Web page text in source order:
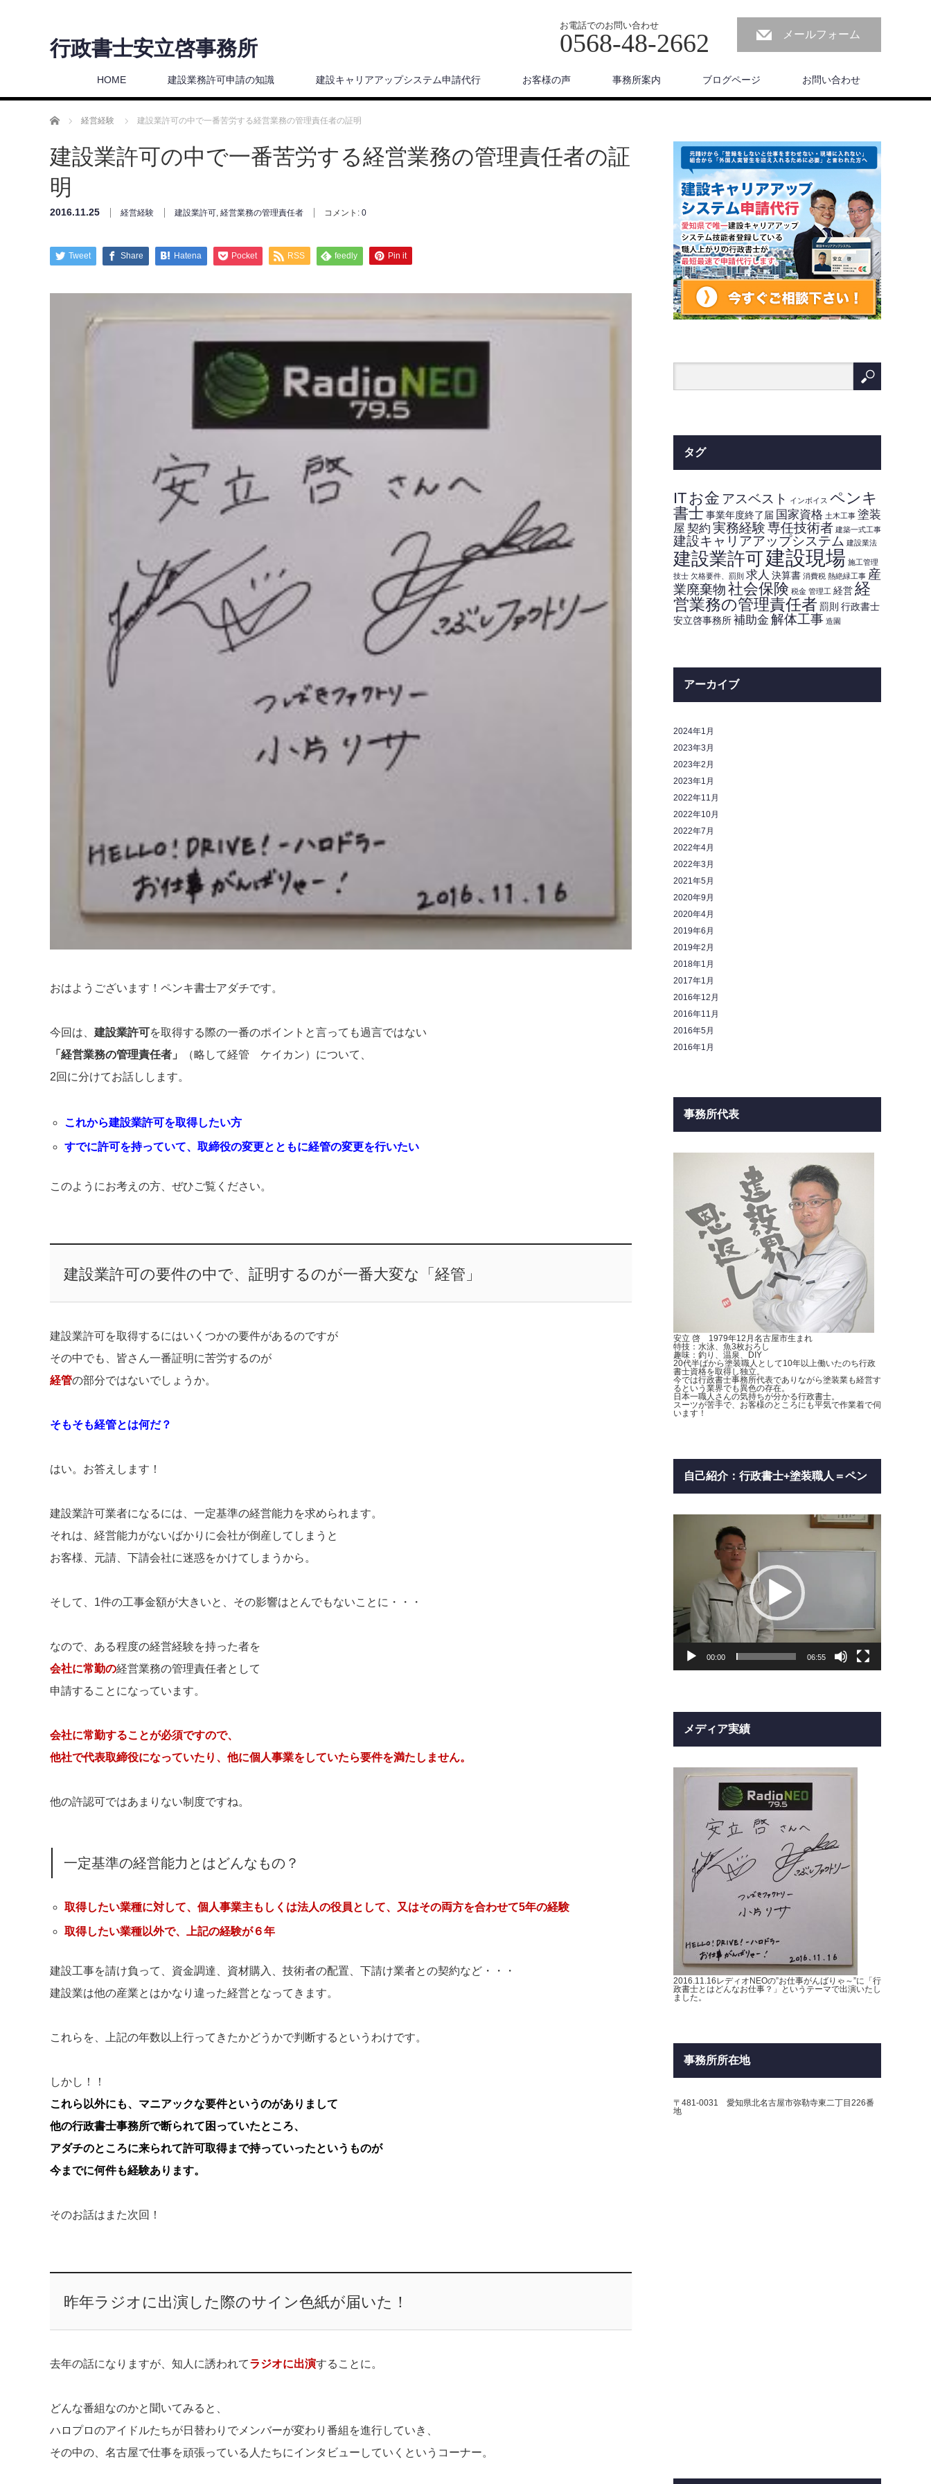
行政書士安立啓事務所
お電話でのお問い合わせ
0568-48-2662 メールフォーム
HOME 建設業務許可申請の知識 建設キャリアアップシステム申請代行 お客様の声 事務所案内 ブログページ お問い合わせ
ホーム 経営経験 建設業許可の中で一番苦労する経営業務の管理責任者の証明
建設業許可の中で一番苦労する経営業務の管理責任者の証
明
2016.11.25 経営経験 建設業許可, 経営業務の管理責任者 コメント: 0
Tweet Share Hatena Pocket RSS feedly Pin it
おはようございます！ペンキ書士アダチです。
今回は、 建設業許可を取得する際の一番のポイントと言っても過言ではない
「経営業務の管理責任者」
（略して経管 ケイカン）について、
2回に分けてお話しします。
これから建設業許可を取得したい方
すでに許可を持っていて、取締役の変更とともに経管の変更を行いたい
このようにお考えの方、ぜひご覧ください。
建設業許可の要件の中で、証明するのが一番大変な「経管」
建設業許可を取得するにはいくつかの要件があるのですが
その中でも、皆さん一番証明に苦労するのが
経管の部分ではないでしょうか。
そもそも経管とは何だ？
はい。お答えします！
建設業許可業者になるには、一定基準の経営能力を求められます。
それは、経営能力がないばかりに会社が倒産してしまうと
お客様、元請、下請会社に迷惑をかけてしまうから。
そして、1件の工事金額が大きいと、その影響はとんでもないことに・・・
なので、ある程度の経営経験を持った者を
会社に常勤の経営業務の管理責任者として
申請することになっています。
会社に常勤することが必須ですので、
他社で代表取締役になっていたり、他に個人事業をしていたら要件を満たしません。
他の許認可ではあまりない制度ですね。
一定基準の経営能力とはどんなもの？
取得したい業種に対して、個人事業主もしくは法人の役員として、又はその両方を合わせて5年の経験
取得したい業種以外で、上記の経験が６年
建設工事を請け負って、資金調達、資材購入、技術者の配置、下請け業者との契約など・・・
建設業は他の産業とはかなり違った経営となってきます。
これらを、上記の年数以上行ってきたかどうかで判断するというわけです。
しかし！！
これら以外にも、マニアックな要件というのがありまして
他の行政書士事務所で断られて困っていたところ、
アダチのところに来られて許可取得まで持っていったというものが
今までに何件も経験あります。
そのお話はまた次回！
昨年ラジオに出演した際のサイン色紙が届いた！
去年の話になりますが、知人に誘われてラジオに出演することに。
どんな番組なのかと聞いてみると、
ハロプロのアイドルたちが日替わりでメンバーが変わり番組を進行していき、
その中の、名古屋で仕事を頑張っている人たちにインタビューしていくというコーナー。
タグ
ITお金 アスベスト インボイス ペンキ
書士 事業年度終了届 国家資格 土木工事 塗装
屋 契約 実務経験専任技術者 建築一式工事
建設キャリアアップシステム 建設業法
建設業許可建設現場 施工管理
技士 欠格要件、罰則 求人 決算書 消費税 熱絶緑工事 産
業廃棄物社会保険 税金 管理工 経営経
営業務の管理責任者 罰則 行政書士
安立啓事務所補助金 解体工事 造園
アーカイブ
2024年1月
2023年3月
2023年2月
2023年1月
2022年11月
2022年10月
2022年7月
2022年4月
2022年3月
2021年5月
2020年9月
2020年4月
2019年6月
2019年2月
2018年1月
2017年1月
2016年12月
2016年11月
2016年5月
2016年1月
事務所代表
安立 啓 1979年12月名古屋市生まれ
特技：水泳、魚3枚おろし
趣味：釣り、温泉、DIY
20代半ばから塗装職人として10年以上働いたのち行政
書士資格を取得し独立。
今では行政書士事務所代表でありながら塗装業も経営す
るという業界でも異色の存在。
日本一職人さんの気持ちが分かる行政書士。
スーツが苦手で、お客様のところにも平気で作業着で伺
います！
自己紹介：行政書士+塗装職人＝ペン
00:00 06:55
メディア実績
2016.11.16レディオNEOの”お仕事がんばりゃ～”に「行
政書士とはどんなお仕事？」というテーマで出演いたし
ました。
事務所所在地
〒481-0031 愛知県北名古屋市弥勒寺東二丁目226番
地